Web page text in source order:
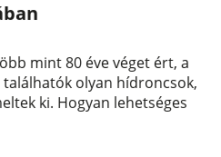
mint 80 éve véget ért, a
olyan hídroncsok,
ki. Hogyan lehetséges